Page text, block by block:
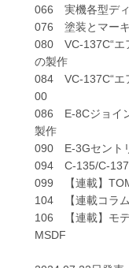
066 実機各型デ
076 塗装とマー
080 VC-137C“エ
の製作
084 VC-137C“エ
00
086 E-8Cジョイ
製作
090 E-3Gセント
094 C-135/C-137
099 【連載】
104 【連載コラ
106 【連載】モ
MSDF